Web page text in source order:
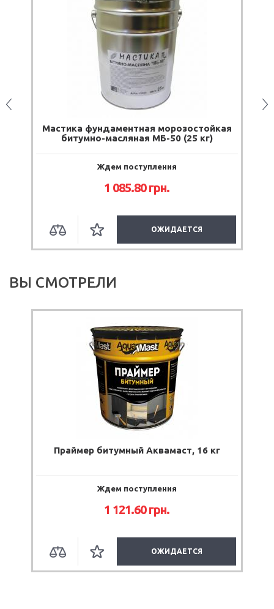
Мастика фундаментная морозостойкая
битумно-масляная МБ-50 (25 кг)
Ждем поступления
1 085.80грн.
ОЖИДАЕТСЯ
ВЫ СМОТРЕЛИ
Праймер битумный Аквамаст, 16 кг
Ждем поступления
1 121.60грн.
ОЖИДАЕТСЯ